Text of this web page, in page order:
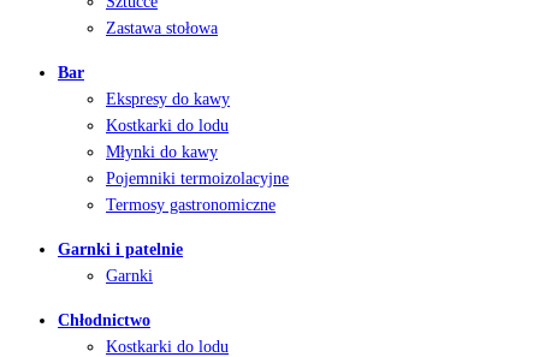
Zastawa stołowa
Bar
Ekspresy do kawy
Kostkarki do lodu
Młynki do kawy
Pojemniki termoizolacyjne
Termosy gastronomiczne
Garnki i patelnie
Garnki
Chłodnictwo
Kostkarki do lodu